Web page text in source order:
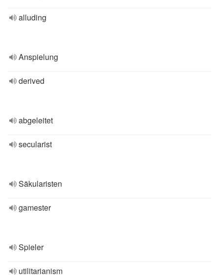
alluding
Anspielung
derived
abgeleitet
secularist
Säkularisten
gamester
Spieler
utilitarianism